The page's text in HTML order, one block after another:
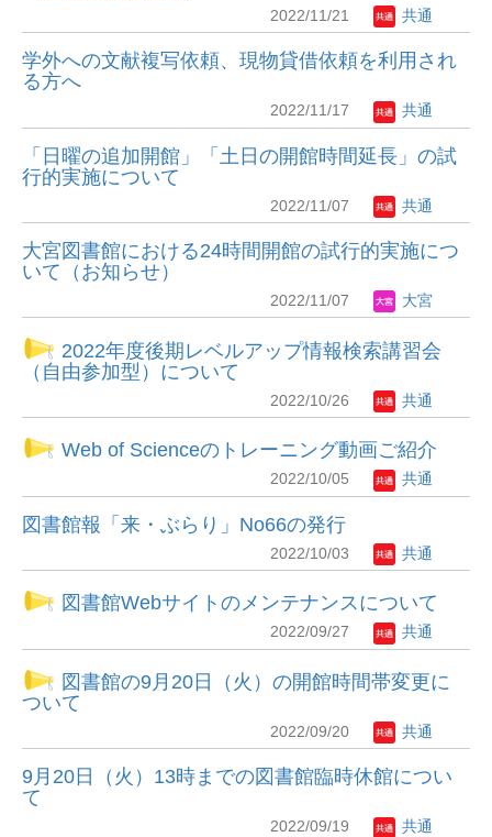
2022/11/21 共通
学外への文献複写依頼、現物貸借依頼を利用され
る方へ
2022/11/17 共通
「日曜の追加開館」「土日の開館時間延長」の試
行的実施について
2022/11/07 共通
大宮図書館における24時間開館の試行的実施につ
いて（お知らせ）
2022/11/07 大宮
2022年度後期レベルアップ情報検索講習会
（自由参加型）について
2022/10/26 共通
Web of Scienceのトレーニング動画ご紹介
2022/10/05 共通
図書館報「来・ぶらり」No66の発行
2022/10/03 共通
図書館Webサイトのメンテナンスについて
2022/09/27 共通
図書館の9月20日（火）の開館時間帯変更に
ついて
2022/09/20 共通
9月20日（火）13時までの図書館臨時休館につい
て
2022/09/19 共通